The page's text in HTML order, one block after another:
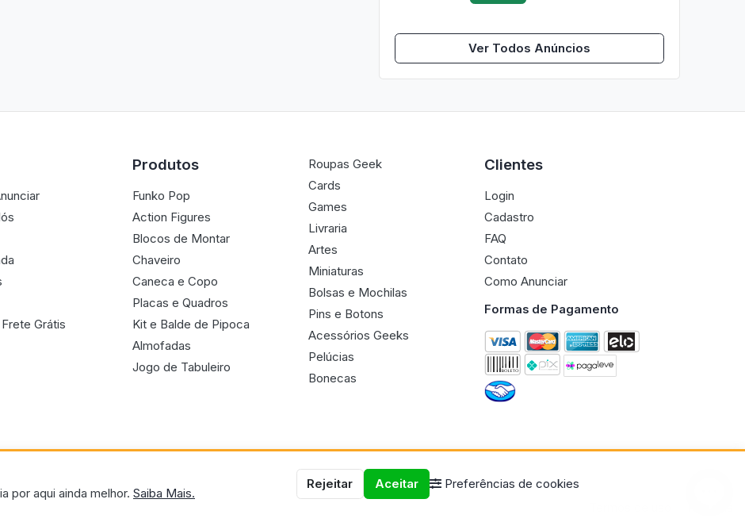
Ver Todos Anúncios
por aqui ainda melhor. Saiba Mais.
Rejeitar Aceitar Preferências de cookies
Grátis
Produtos
Funko Pop
Action Figures
Blocos de Montar
Chaveiro
Caneca e Copo
Placas e Quadros
Kit e Balde de Pipoca
Almofadas
Jogo de Tabuleiro
Roupas Geek
Cards
Games
Livraria
Artes
Miniaturas
Bolsas e Mochilas
Pins e Botons
Acessórios Geeks
Pelúcias
Bonecas
Clientes
Login
Cadastro
FAQ
Contato
Como Anunciar
Formas de Pagamento